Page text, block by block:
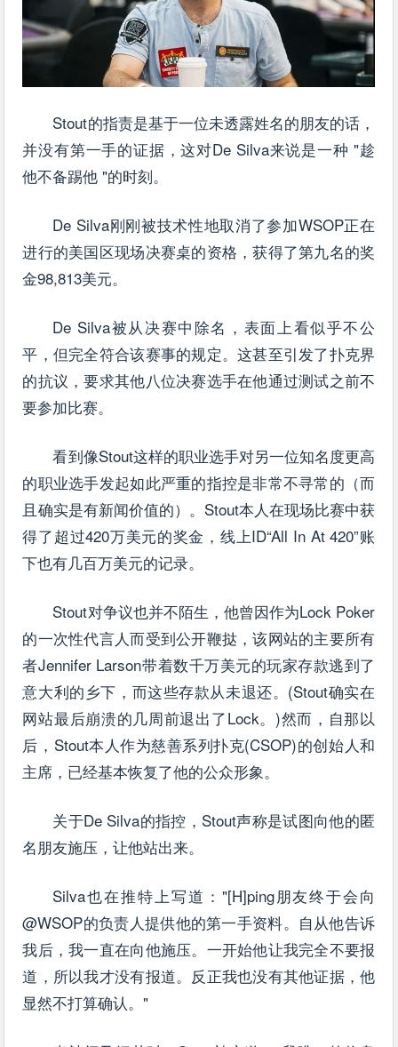
Stout的指责是基于一位未透露姓名的朋友的话，
并没有第一手的证据，这对De Silva来说是一种 "趁
他不备踢他 "的时刻。
De Silva刚刚被技术性地取消了参加WSOP正在
进行的美国区现场决赛桌的资格，获得了第九名的奖
金98,813美元。
De Silva被从决赛中除名，表面上看似乎不公
平，但完全符合该赛事的规定。这甚至引发了扑克界
的抗议，要求其他八位决赛选手在他通过测试之前不
要参加比赛。
看到像Stout这样的职业选手对另一位知名度更高
的职业选手发起如此严重的指控是非常不寻常的（而
且确实是有新闻价值的）。Stout本人在现场比赛中获
得了超过420万美元的奖金，线上ID“All In At 420”账
下也有几百万美元的记录。
Stout对争议也并不陌生，他曾因作为Lock Poker
的一次性代言人而受到公开鞭挞，该网站的主要所有
者Jennifer Larson带着数千万美元的玩家存款逃到了
意大利的乡下，而这些存款从未退还。(Stout确实在
网站最后崩溃的几周前退出了Lock。)然而，自那以
后，Stout本人作为慈善系列扑克(CSOP)的创始人和
主席，已经基本恢复了他的公众形象。
关于De Silva的指控，Stout声称是试图向他的匿
名朋友施压，让他站出来。
Silva也在推特上写道："[H]ping朋友终于会向
@WSOP的负责人提供他的第一手资料。自从他告诉
我后，我一直在向他施压。一开始他让我完全不要报
道，所以我才没有报道。反正我也没有其他证据，他
显然不打算确认。"